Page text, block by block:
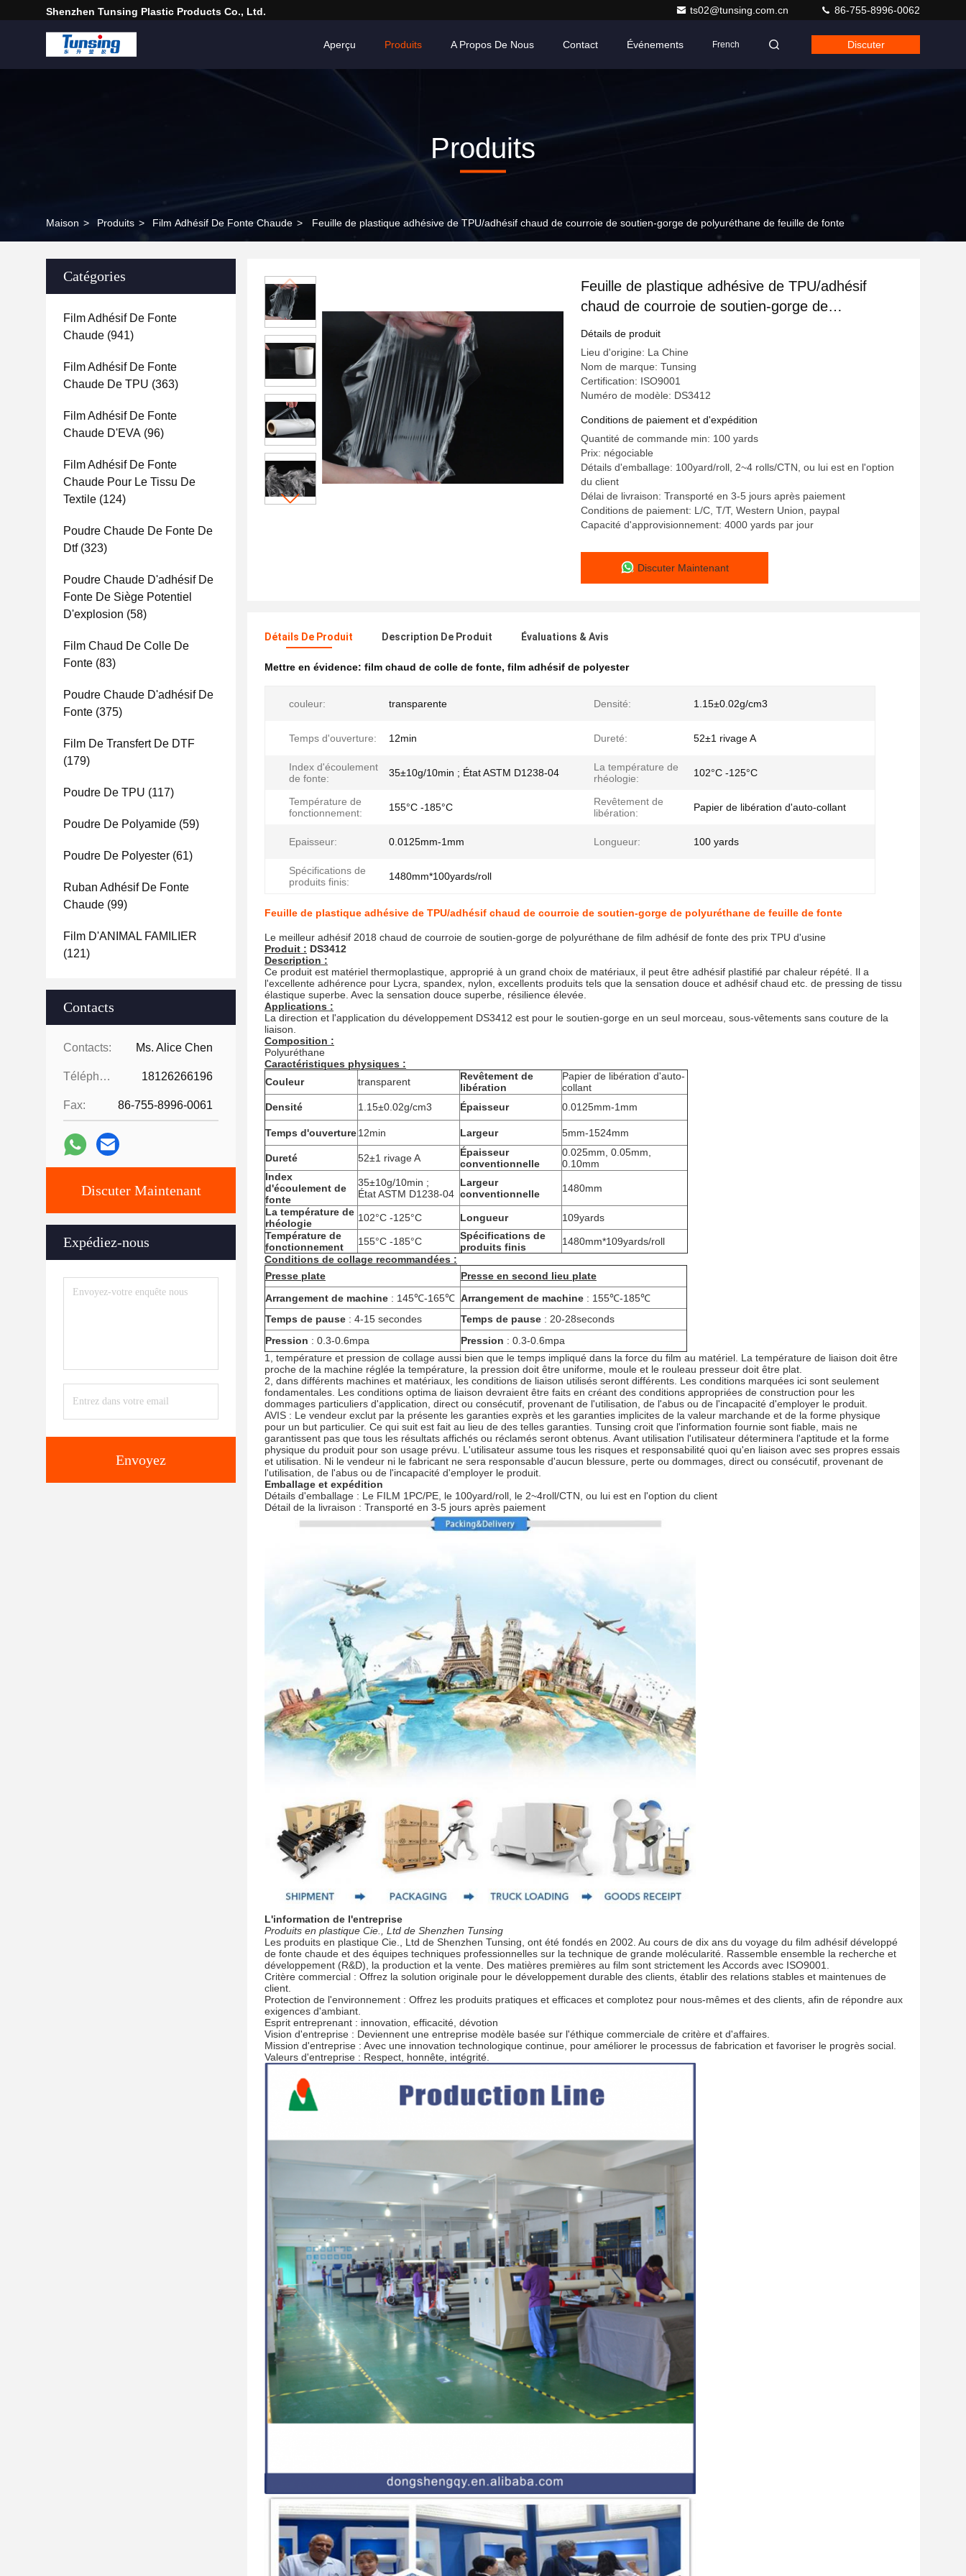
Shenzhen Tunsing Plastic Products Co., Ltd. ts02@tunsing.com.cn 86-755-8996-0062
Aperçu Produits A Propos De Nous Contact Événements French Discuter
Produits
Maison > Produits > Film Adhésif De Fonte Chaude > Feuille de plastique adhésive de TPU/adhésif chaud de courroie de soutien-gorge de polyuréthane de feuille de fonte
Catégories
Film Adhésif De Fonte
Chaude (941)
Film Adhésif De Fonte
Chaude De TPU (363)
Film Adhésif De Fonte
Chaude D'EVA (96)
Film Adhésif De Fonte
Chaude Pour Le Tissu De
Textile (124)
Poudre Chaude De Fonte De
Dtf(323)
Poudre Chaude D'adhésif De
Fonte De Siège Potentiel
D'explosion (58)
Film Chaud De Colle De
Fonte (83)
Poudre Chaude D'adhésif De
Fonte (375)
Film De Transfert De DTF
(179)
Poudre De TPU (117)
Poudre De Polyamide (59)
Poudre De Polyester (61)
Ruban Adhésif De Fonte
Chaude (99)
Film D'ANIMAL FAMILIER
(121)
Contacts
Contacts: Ms. Alice Chen
Téléphone: 18126266196
Fax: 86-755-8996-0061
Discuter Maintenant
Expédiez-nous
Envoyez
Feuille de plastique adhésive de TPU/adhésif
chaud de courroie de soutien-gorge de
polyuréthane de feuille de fonte
Détails de produit
Lieu d'origine: La Chine
Nom de marque: Tunsing
Certification: ISO9001
Numéro de modèle: DS3412
Conditions de paiement et d'expédition
Quantité de commande min: 100 yards
Prix: négociable
Détails d'emballage: 100yard/roll, 2~4 rolls/CTN, ou lui est en l'option
du client
Délai de livraison: Transporté en 3-5 jours après paiement
Conditions de paiement: L/C, T/T, Western Union, paypal
Capacité d'approvisionnement: 4000 yards par jour
Discuter Maintenant
Détails De Produit Description De Produit Évaluations & Avis
Mettre en évidence: film chaud de colle de fonte, film adhésif de polyester
couleur: transparente Densité: 1.15±0.02g/cm3
Temps d'ouverture: 12min Dureté: 52±1 rivage A
Index d'écoulement
de fonte:
35±10g/10min ; État ASTM D1238-04
La température de
rhéologie:
102°C -125°C
Température de
fonctionnement:
155°C -185°C
Revêtement de
libération:
Papier de libération d'auto-collant
Epaisseur: 0.0125mm-1mm Longueur: 100 yards
Spécifications de
produits finis:
1480mm*100yards/roll
Feuille de plastique adhésive de TPU/adhésif chaud de courroie de soutien-gorge de polyuréthane de feuille de fonte
Le meilleur adhésif 2018 chaud de courroie de soutien-gorge de polyuréthane de film adhésif de fonte des prix TPU d'usine
Produit : DS3412
Description :
Ce produit est matériel thermoplastique, approprié à un grand choix de matériaux, il peut être adhésif plastifié par chaleur répété. Il a
l'excellente adhérence pour Lycra, spandex, nylon, excellents produits tels que la sensation douce et adhésif chaud etc. de pressing de tissu
élastique superbe. Avec la sensation douce superbe, résilience élevée.
Applications :
La direction et l'application du développement DS3412 est pour le soutien-gorge en un seul morceau, sous-vêtements sans couture de la
liaison.
Composition :
Polyuréthane
Caractéristiques physiques :
Couleur
transparent
Revêtement de
libération
Papier de libération d'auto-
collant
Densité
1.15±0.02g/cm3 Épaisseur 0.0125mm-1mm
Temps d'ouverture12min Largeur 5mm-1524mm
Dureté 52±1 rivage A
Épaisseur
conventionnelle
0.025mm, 0.05mm,
0.10mm
Index
d'écoulement de
fonte
35±10g/10min ;
État ASTM D1238-04
Largeur
conventionnelle
1480mm
La température de
rhéologie
102°C -125°C Longueur
109yards
Température de
fonctionnement
155°C -185°C
Spécifications de
produits finis
1480mm*109yards/roll
Conditions de collage recommandées :
Presse plate
Presse en second lieu plate
Arrangement de machine : 145℃-165℃ Arrangement de machine : 155℃-185℃
Temps de pause : 4-15 secondes Temps de pause : 20-28seconds
Pression : 0.3-0.6mpa Pression : 0.3-0.6mpa
1, température et pression de collage aussi bien que le temps impliqué dans la force du film au matériel. La température de liaison doit être
proche de la machine réglée la température, la pression doit être uniforme, moule et le rouleau presseur doit être plat.
2, dans différents machines et matériaux, les conditions de liaison utilisés seront différents. Les conditions marquées ici sont seulement
fondamentales. Les conditions optima de liaison devraient être faits en créant des conditions appropriées de construction pour les
dommages particuliers d'application, direct ou consécutif, provenant de l'utilisation, de l'abus ou de l'incapacité d'employer le produit.
AVIS : Le vendeur exclut par la présente les garanties exprès et les garanties implicites de la valeur marchande et de la forme physique
pour un but particulier. Ce qui suit est fait au lieu de des telles garanties. Tunsing croit que l'information fournie sont fiable, mais ne
garantissent pas que tous les résultats affichés ou réclamés seront obtenus. Avant utilisation l'utilisateur déterminera l'aptitude et la forme
physique du produit pour son usage prévu. L'utilisateur assume tous les risques et responsabilité quoi qu'en liaison avec ses propres essais
et utilisation. Ni le vendeur ni le fabricant ne sera responsable d'aucun blessure, perte ou dommages, direct ou consécutif, provenant de
l'utilisation, de l'abus ou de l'incapacité d'employer le produit.
Emballage et expédition
Détails d'emballage : Le FILM 1PC/PE, le 100yard/roll, le 2~4roll/CTN, ou lui est en l'option du client
Détail de la livraison : Transporté en 3-5 jours après paiement
L'information de l'entreprise
Produits en plastique Cie., Ltd de Shenzhen Tunsing
Les produits en plastique Cie., Ltd de Shenzhen Tunsing, ont été fondés en 2002. Au cours de dix ans du voyage du film adhésif développé
de fonte chaude et des équipes techniques professionnelles sur la technique de grande molécularité. Rassemble ensemble la recherche et
développement (R&D), la production et la vente. Des matières premières au film sont strictement les Accords avec ISO9001.
Critère commercial : Offrez la solution originale pour le développement durable des clients, établir des relations stables et maintenues de
client.
Protection de l'environnement : Offrez les produits pratiques et efficaces et complotez pour nous-mêmes et des clients, afin de répondre aux
exigences d'ambiant.
Esprit entreprenant : innovation, efficacité, dévotion
Vision d'entreprise : Deviennent une entreprise modèle basée sur l'éthique commerciale de critère et d'affaires.
Mission d'entreprise : Avec une innovation technologique continue, pour améliorer le processus de fabrication et favoriser le progrès social.
Valeurs d'entreprise : Respect, honnête, intégrité.